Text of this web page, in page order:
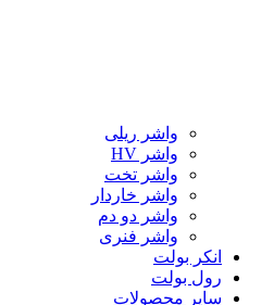
واشر ریلی
واشر HV
واشر تخت
واشر خاردار
واشر دو دم
واشر فنری
انکر بولت
رول بولت
سایر محصولات